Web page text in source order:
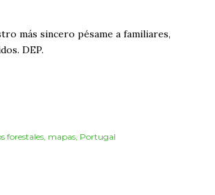
más sincero pésame a familiares,
DEP.
forestales mapas Portugal